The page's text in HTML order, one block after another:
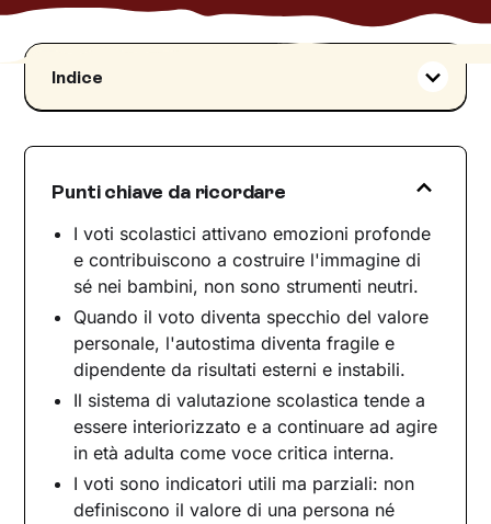
Indice
Il voto come fattore identitario
Oltre la performance: cosa sono i voti per la
Voti, autostima e comportamento
La valutazione in noi: come il sistema di voti
entra nella vita adulta
Il valore oltre il voto
Punti chiave da ricordare
I voti scolastici attivano emozioni profonde
e contribuiscono a costruire l'immagine di
sé nei bambini, non sono strumenti neutri.
Quando il voto diventa specchio del valore
personale, l'autostima diventa fragile e
dipendente da risultati esterni e instabili.
Il sistema di valutazione scolastica tende a
essere interiorizzato e a continuare ad agire
in età adulta come voce critica interna.
I voti sono indicatori utili ma parziali: non
definiscono il valore di una persona né